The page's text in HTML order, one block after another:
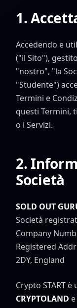
1.
Accedendo e
("il Sito"),
"nostro", "la
"Studente")
Termini e
questi Termini,
o i Servizi.
2.
Società
SOLD OUT
Società
Company
Registered
2DY, England
Crypto START
CRYPTOLAND e